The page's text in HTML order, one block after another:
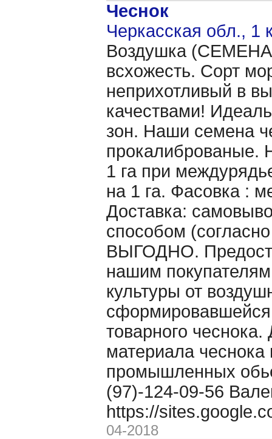
Чеснок
Черкасская обл., 1
Воздушка (CЕМЕНА
всхожесть. Сорт
неприхотливый в
качествами!
зон. Наши семена
прокалиброваные.
1 га при
на 1 га. Фасовка :
Доставка:
способом
ВЫГОДНО.
нашим
культуры от
сформировавшейся
товарного чеснока.
материала
промышленных
(97)-124-09-56
https://
04-2018